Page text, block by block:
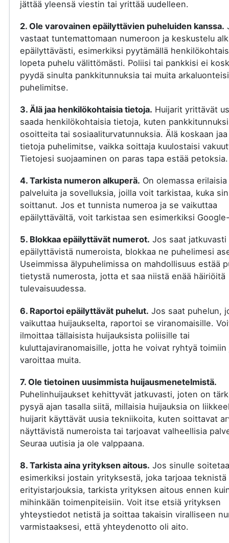
jättää yleensä viestin tai yrittää uudelleen.
2. Ole varovainen epäilyttävien puheluiden kanssa.
vastaat tuntemattomaan numeroon ja keskustelu
epäilyttävästi, esimerkiksi pyytämällä
lopeta puhelu välittömästi. Poliisi tai pankkisi ei
pyydä sinulta pankkitunnuksia tai muita
puhelimitse.
3. Älä jaa henkilökohtaisia tietoja. Huijarit yrittävät
saada henkilökohtaisia tietoja, kuten
osoitteita tai sosiaaliturvatunnuksia. Älä koskaan
tietoja puhelimitse, vaikka soittaja kuulostaisi
Tietojesi suojaaminen on paras tapa estää petoksia.
4. Tarkista numeron alkuperä. On olemassa erilaisia
palveluita ja sovelluksia, joilla voit tarkistaa, kuka
soittanut. Jos et tunnista numeroa ja se vaikuttaa
epäilyttävältä, voit tarkistaa sen esimerkiksi
5. Blokkaa epäilyttävät numerot. Jos saat jatkuvasti
epäilyttävistä numeroista, blokkaa ne puhelimesi
Useimmissa älypuhelimissa on mahdollisuus estää
tietystä numerosta, jotta et saa niistä enää häiriöitä
tulevaisuudessa.
6. Raportoi epäilyttävät puhelut. Jos saat puhelun,
vaikuttaa huijaukselta, raportoi se viranomaisille.
ilmoittaa tällaisista huijauksista poliisille tai
kuluttajaviranomaisille, jotta he voivat ryhtyä toimiin
varoittaa muita.
7. Ole tietoinen uusimmista huijausmenetelmistä.
Puhelinhuijaukset kehittyvät jatkuvasti, joten on
pysyä ajan tasalla siitä, millaisia huijauksia on
huijarit käyttävät uusia tekniikoita, kuten soittavat
näyttävistä numeroista tai tarjoavat valheellisia
Seuraa uutisia ja ole valppaana.
8. Tarkista aina yrityksen aitous. Jos sinulle
esimerkiksi jostain yrityksestä, joka tarjoaa teknistä
erityistarjouksia, tarkista yrityksen aitous ennen
mihinkään toimenpiteisiin. Voit itse etsiä yrityksen
yhteystiedot netistä ja soittaa takaisin viralliseen
varmistaaksesi, että yhteydenotto oli aito.